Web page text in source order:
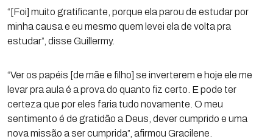
“[Foi] muito gratificante, porque ela parou de estudar por
minha causa e eu mesmo quem levei ela de volta pra
estudar”, disse Guillermy.
“Ver os papéis [de mãe e filho] se inverterem e hoje ele me
levar pra aula é a prova do quanto fiz certo. E pode ter
certeza que por eles faria tudo novamente. O meu
sentimento é de gratidão a Deus, dever cumprido e uma
nova missão a ser cumprida”, afirmou Gracilene.